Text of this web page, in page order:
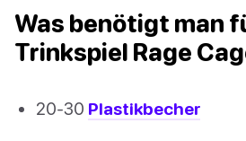
Was benötigt man
Trinkspiel Rage
20-30 Plastikbecher